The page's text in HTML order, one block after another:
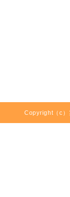
Copyright（c）